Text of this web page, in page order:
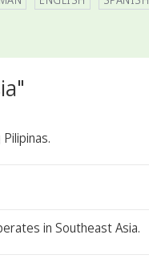
in Southeast Asia.